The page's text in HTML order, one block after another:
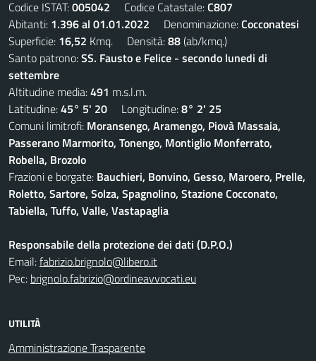
Codice ISTAT:005042 Codice Catastale:C807
Abitanti: 1.396 al 01.01.2022 Denominazione:Cocconatesi
Superficie: 16,52 Kmq. Densità:88(ab/kmq.)
Santo patrono:SS. Fausto e Felice - secondo lunedi di
settembre
Altitudine media:491 m.s.l.m.
Latitudine:45° 5' 20 Longitudine:8° 2' 25
Comuni limitrofi: Moransengo, Aramengo, Piovà Massaia,
Passerano Marmorito, Tonengo, Montiglio Monferrato,
Robella, Brozolo
Frazioni e borgate: Bauchieri, Bonvino, Gesso, Maroero, Prelle,
Roletto, Sartore, Solza, Spagnolino, Stazione Cocconato,
Tabiella, Tuffo, Valle, Vastapaglia
Responsabile della protezione dei dati (D.P.O.)
Email:fabrizio.brignolo@libero.it
Pec: brignolo.fabrizio@ordineavvocati.eu
UTILITÀ
Amministrazione Trasparente